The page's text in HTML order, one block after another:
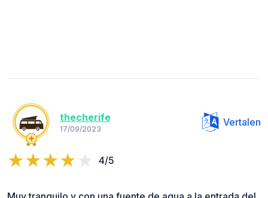
thecherife
17/09/2023
Vertalen
4/5